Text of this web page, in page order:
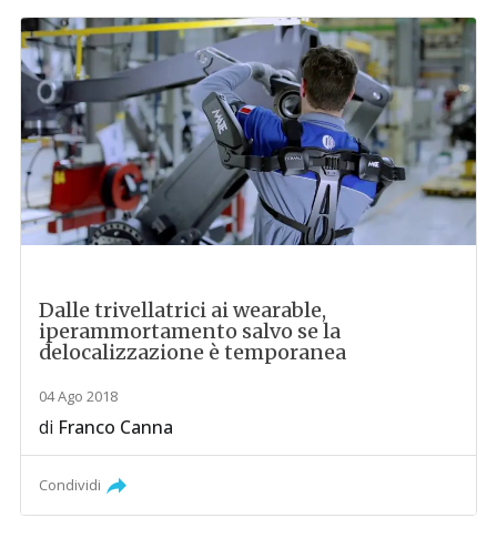
Dalle trivellatrici ai wearable,
iperammortamento salvo se la
delocalizzazione è temporanea
04 Ago 2018
di Franco Canna
Condividi